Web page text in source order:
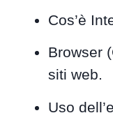
Cos’è
Browser
siti web.
Uso